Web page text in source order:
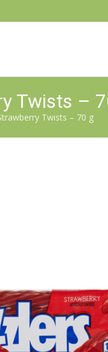
Twists –
Twists – 70 g